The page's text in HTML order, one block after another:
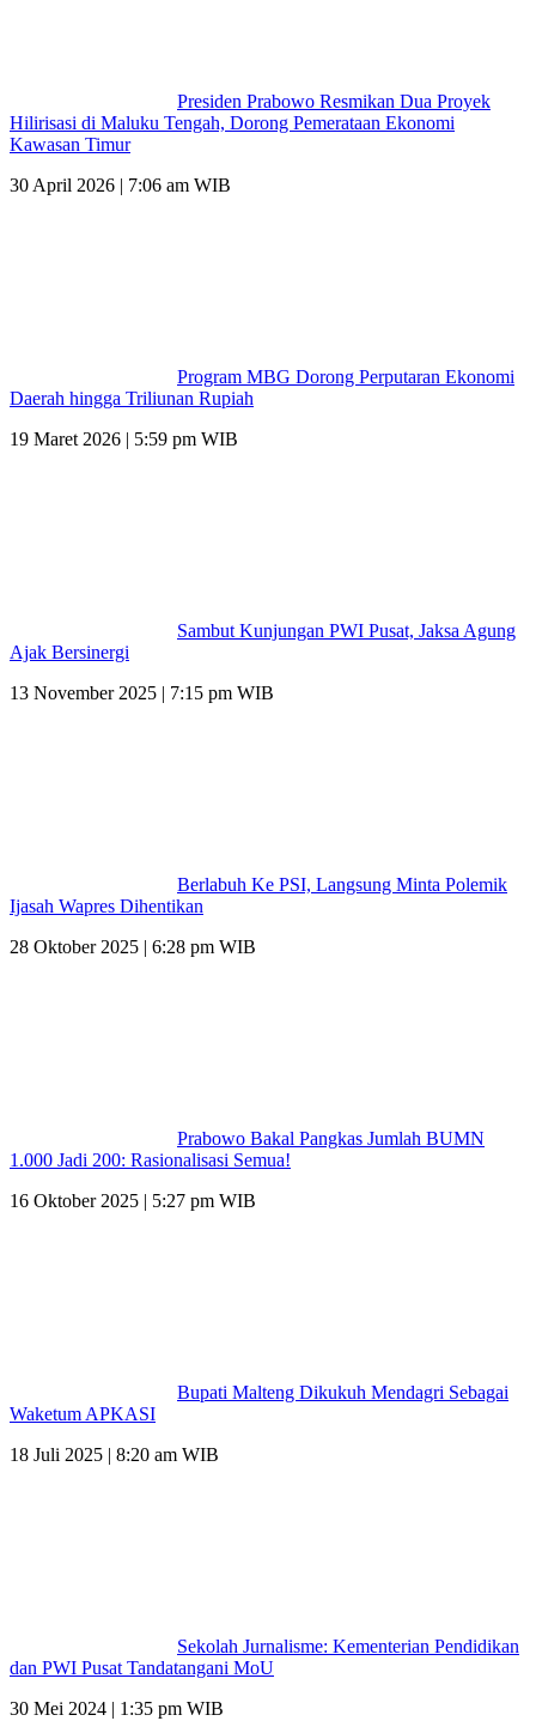
Presiden Prabowo Resmikan Dua Proyek
Hilirisasi di Maluku Tengah, Dorong Pemerataan Ekonomi
Kawasan Timur
30 April 2026 | 7:06 am WIB
Program MBG Dorong Perputaran Ekonomi
Daerah hingga Triliunan Rupiah
19 Maret 2026 | 5:59 pm WIB
Sambut Kunjungan PWI Pusat, Jaksa Agung
Ajak Bersinergi
13 November 2025 | 7:15 pm WIB
Berlabuh Ke PSI, Langsung Minta Polemik
Ijasah Wapres Dihentikan
28 Oktober 2025 | 6:28 pm WIB
Prabowo Bakal Pangkas Jumlah BUMN
1.000 Jadi 200: Rasionalisasi Semua!
16 Oktober 2025 | 5:27 pm WIB
Bupati Malteng Dikukuh Mendagri Sebagai
Waketum APKASI
18 Juli 2025 | 8:20 am WIB
Sekolah Jurnalisme: Kementerian Pendidikan
dan PWI Pusat Tandatangani MoU
30 Mei 2024 | 1:35 pm WIB